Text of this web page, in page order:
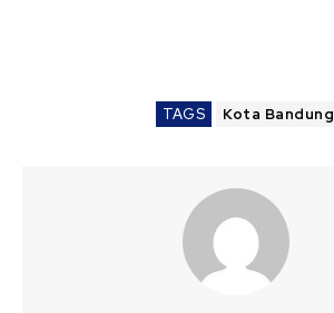
TAGS Kota Bandung